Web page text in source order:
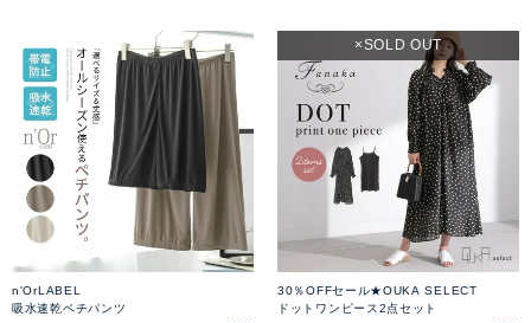
n'OrLABEL
吸水速乾ペチパンツ
30％OFFセール★OUKA SELECT
ドットワンピース2点セット
SOLD OUT